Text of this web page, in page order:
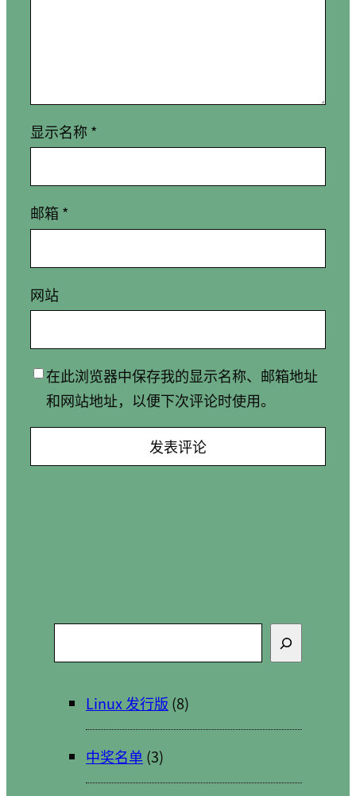
显示名称 *
邮箱 *
网站
在此浏览器中保存我的显示名称、邮箱地址
和网站地址，以便下次评论时使用。
索
Linux 发行版 (8)
中奖名单 (3)